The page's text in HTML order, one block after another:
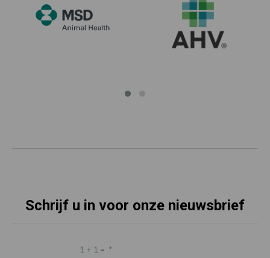
Schrijf u in voor onze nieuwsbrief
1 + 1 = *